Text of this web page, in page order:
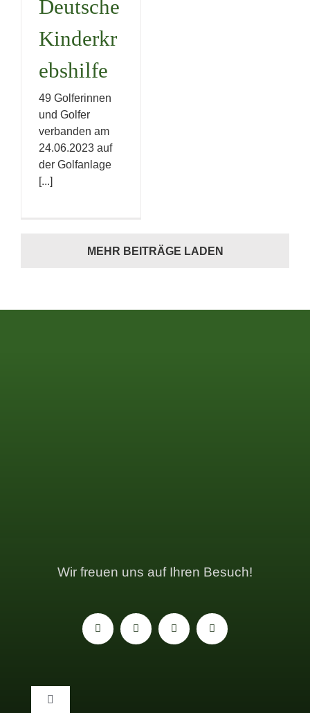
Deutsche
Kinderkr
ebshilfe
49 Golferinnen
und Golfer
verbanden am
24.06.2023 auf
der Golfanlage
[...]
MEHR BEITRÄGE LADEN
Wir freuen uns auf Ihren Besuch!
Toggle